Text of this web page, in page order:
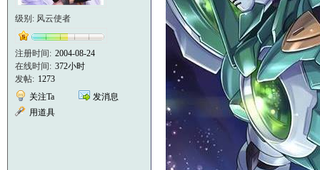
级别: 风云使者
注册时间: 2004-08-24
在线时间: 372小时
发帖: 1273
关注Ta
发消息
用道具